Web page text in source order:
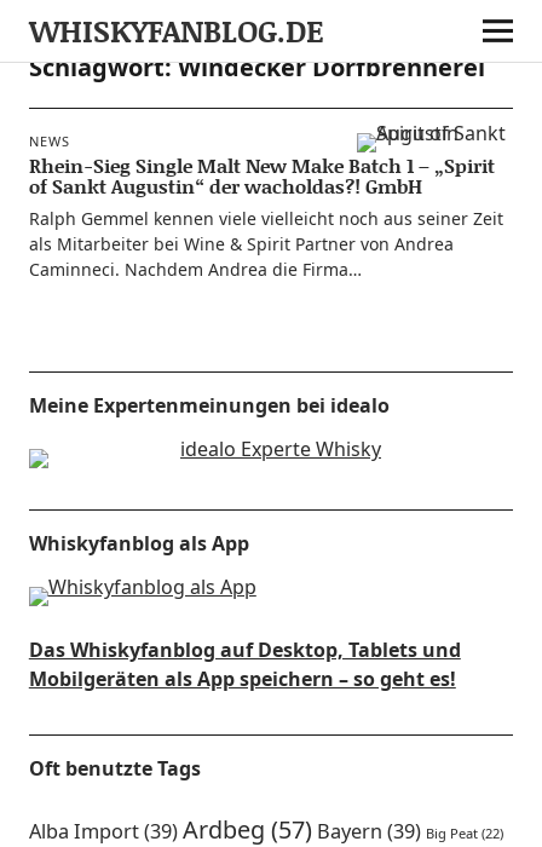
WHISKYFANBLOG.DE
Schlagwort:Windecker Dorfbrennerei
NEWS
Rhein-Sieg Single Malt New Make Batch 1 – „Spirit
of Sankt Augustin“ der wacholdas?! GmbH
Ralph Gem­mel ken­nen vie­le viel­leicht noch aus sei­ner Zeit
als Mit­ar­bei­ter bei Wine & Spi­rit Part­ner von Andrea
Caminne­ci. Nach­dem Andrea die Firma…
Meine Expertenmeinungen bei idealo
Whiskyfanblog als App
Das Whiskyfanblog auf Desktop, Tablets und
Mobilgeräten als App speichern – so geht es!
Oft benutzte Tags
Alba Import(39)Ardbeg (57) Bayern (39) Big Peat(22)